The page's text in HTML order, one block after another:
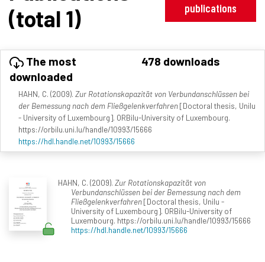
(total 1)
publications
The most
downloaded
478 downloads
HAHN, C. (2009). Zur Rotationskapazität von Verbundanschlüssen bei
der Bemessung nach dem Fließgelenkverfahren[Doctoral thesis, Unilu
- University of Luxembourg]. ORBilu-University of Luxembourg.
https://orbilu.uni.lu/handle/10993/15666
https://hdl.handle.net/10993/15666
HAHN, C. (2009). Zur Rotationskapazität von
Verbundanschlüssen bei der Bemessung nach dem
Fließgelenkverfahren[Doctoral thesis, Unilu -
University of Luxembourg]. ORBilu-University of
Luxembourg. https://orbilu.uni.lu/handle/10993/15666
https://hdl.handle.net/10993/15666